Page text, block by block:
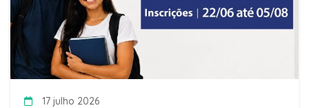
17 julho 2026